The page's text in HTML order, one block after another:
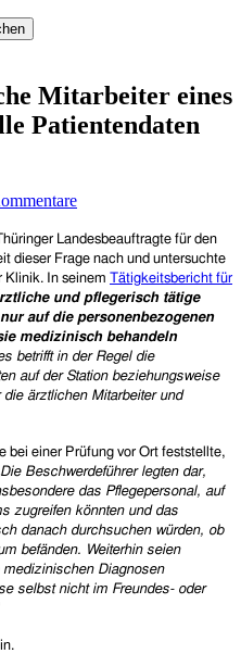
Mitarbeiter eines
Patientendaten
Landesbeauftragte für den
dieser Frage nach und untersuchte
Klinik. In seinem Tätigkeitsbericht für
und pflegerisch tätige
auf die personenbezogenen
medizinisch behandeln
betrifft in der Regel die
auf der Station beziehungsweise
ärztlichen Mitarbeiter und
bei einer Prüfung vor Ort feststellte,
Die Beschwerdeführer legten dar,
das Pflegepersonal, auf
zugreifen könnten und das
danach durchsuchen würden, ob
befänden. Weiterhin seien
Diagnosen
selbst nicht im Freundes- oder